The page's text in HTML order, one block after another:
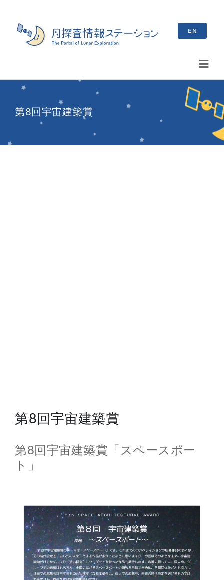
content
EN
索
…
第8回宇宙建築賞
第8回宇宙建築賞
第8回宇宙建築賞「スペースポー
ト」